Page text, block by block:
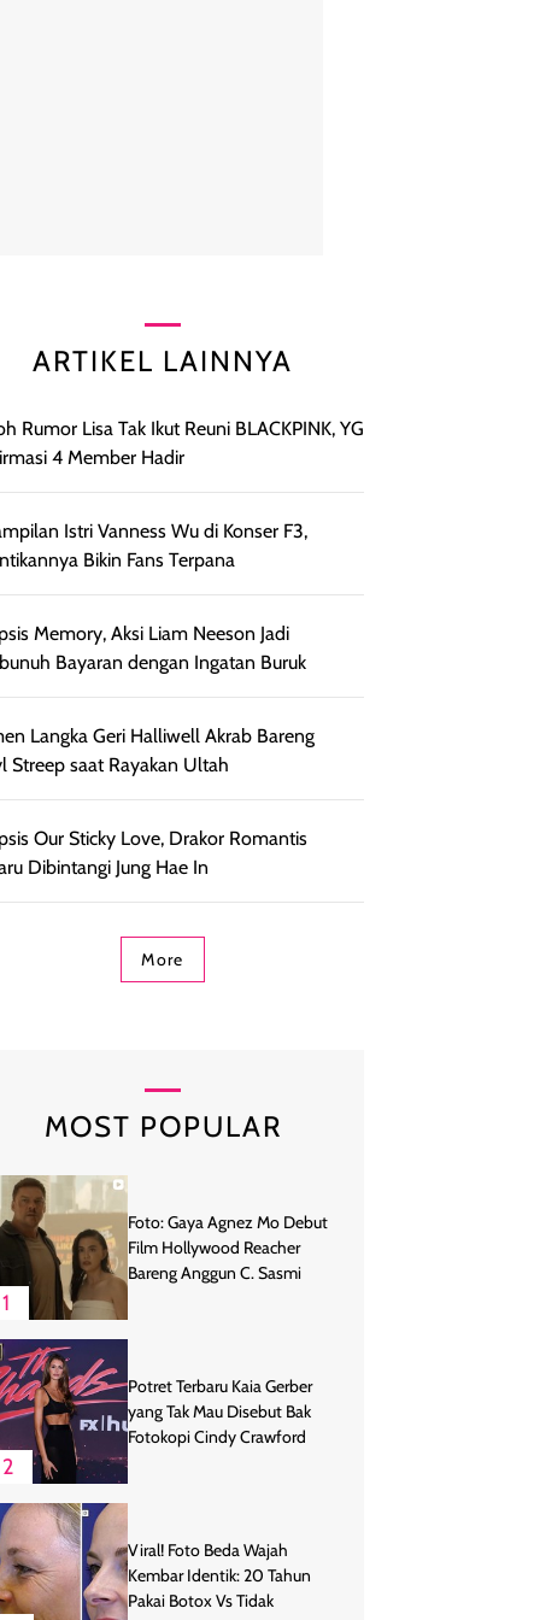
ARTIKEL LAINNYA
Rumor Lisa Tak Ikut Reuni BLACKPINK, YG
4 Member Hadir
Istri Vanness Wu di Konser F3,
Bikin Fans Terpana
Memory, Aksi Liam Neeson Jadi
Bayaran dengan Ingatan Buruk
Langka Geri Halliwell Akrab Bareng
Streep saat Rayakan Ultah
Our Sticky Love, Drakor Romantis
Dibintangi Jung Hae In
More
MOST POPULAR
1
Foto: Gaya Agnez Mo Debut
Film Hollywood Reacher
Bareng Anggun C. Sasmi
2
Potret Terbaru Kaia Gerber
yang Tak Mau Disebut Bak
Fotokopi Cindy Crawford
Viral! Foto Beda Wajah
Kembar Identik: 20 Tahun
Pakai Botox Vs Tidak